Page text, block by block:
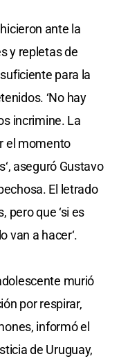
ante la
y repletas de
para la
‘No hay
incrimine. La
el momento
aseguró Gustavo
El letrado
pero que ‘si es
van a hacer‘.
murió
por respirar,
informó el
de Uruguay,